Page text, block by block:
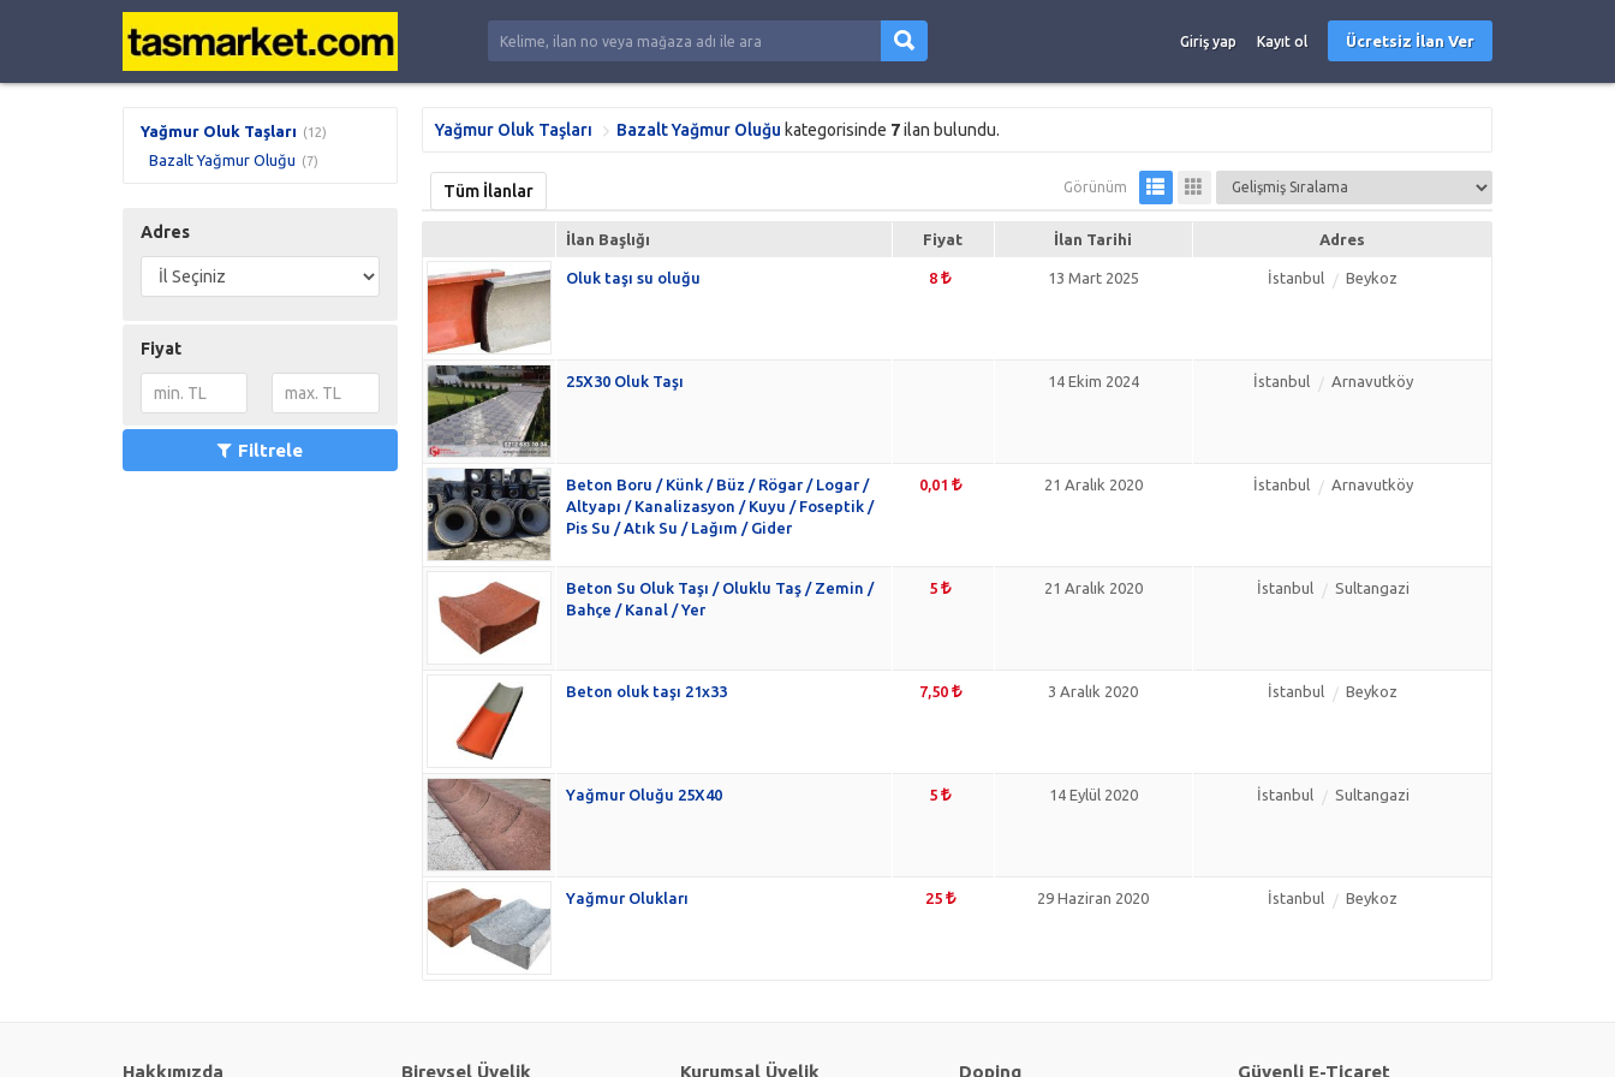
Giriş yap Kayıt ol Ücretsiz İlan Ver
Yağmur Oluk Taşları (12)
Bazalt Yağmur Oluğu (7)
Adres
Fiyat
Filtrele
Yağmur Oluk Taşları Bazalt Yağmur Oluğu kategorisinde 7ilan bulundu.
Tüm İlanlar Görünüm
İlan Başlığı Fiyat İlan Tarihi Adres
Oluk taşı su oluğu 8 13 Mart 2025 İstanbul Beykoz
25X30 Oluk Taşı 14 Ekim 2024 İstanbul Arnavutköy
Beton Boru / Künk / Büz / Rögar / Logar /
Altyapı / Kanalizasyon / Kuyu / Foseptik /
Pis Su / Atık Su / Lağım / Gider
0,01 21 Aralık 2020 İstanbul Arnavutköy
Beton Su Oluk Taşı / Oluklu Taş / Zemin /
Bahçe / Kanal / Yer
5 21 Aralık 2020 İstanbul Sultangazi
Beton oluk taşı 21x33 7,50 3 Aralık 2020 İstanbul Beykoz
Yağmur Oluğu 25X40 5 14 Eylül 2020 İstanbul Sultangazi
Yağmur Olukları 25 29 Haziran 2020 İstanbul Beykoz
Hakkımızda Bireysel Üyelik Kurumsal Üyelik Doping Güvenli E-Ticaret